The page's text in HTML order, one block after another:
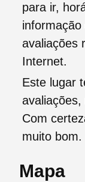
para ir,
avaliações
Internet.
Este lugar
Com
muito bom.
Mapa